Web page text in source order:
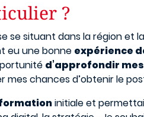
?
se situant dans la région et la
eu une bonne expérience
d’approfondir
mes chances d’obtenir le
initiale et